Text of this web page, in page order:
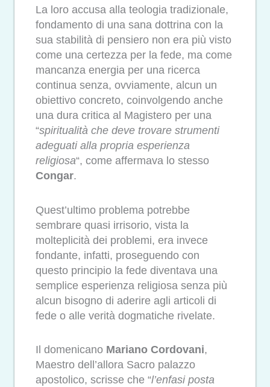
La loro accusa alla teologia tradizionale,
fondamento di una sana dottrina con la
sua stabilità di pensiero non era più visto
come una certezza per la fede, ma come
mancanza energia per una ricerca
continua senza, ovviamente, alcun un
obiettivo concreto, coinvolgendo anche
una dura critica al Magistero per una
“spiritualità che deve trovare strumenti
adeguati alla propria esperienza
religiosa“, come affermava lo stesso
Congar.
Quest’ultimo problema potrebbe
sembrare quasi irrisorio, vista la
molteplicità dei problemi, era invece
fondante, infatti, proseguendo con
questo principio la fede diventava una
semplice esperienza religiosa senza più
alcun bisogno di aderire agli articoli di
fede o alle verità dogmatiche rivelate.
Il domenicano Mariano Cordovani,
Maestro dell’allora Sacro palazzo
apostolico, scrisse che “l’enfasi posta